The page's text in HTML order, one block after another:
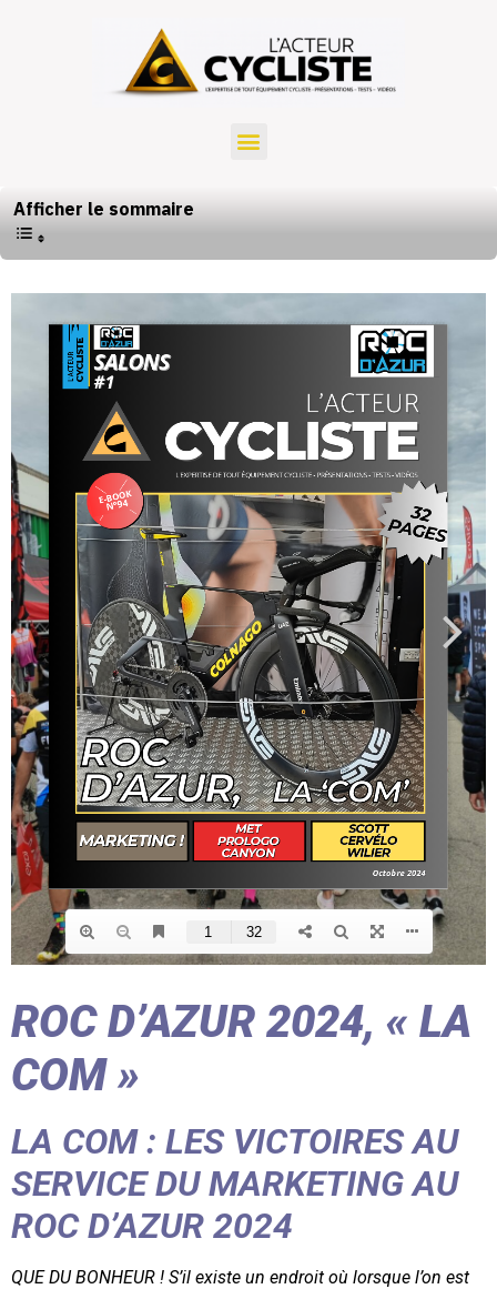
Afficher le sommaire
ROC D’AZUR 2024, « LA
COM »
LA COM : LES VICTOIRES AU
SERVICE DU MARKETING AU
ROC D’AZUR 2024
QUE DU BONHEUR ! S’il existe un endroit où lorsque l’on est